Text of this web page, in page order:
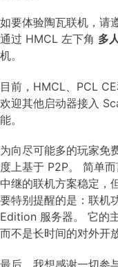
稳定版
开发版
验证 HMCL
用户协议
项目官网
项目仓库
文档仓库
如要体验陶瓦联机，请
通过 HMCL 左下角 多
机。
目前，HMCL、PCL
欢迎其他启动器接入
能。
为向尽可能多的玩家免
度上基于 P2P。 简单
中继的联机方案稳定，
要特别提醒的是：联机
Edition 服务器。 它的
而不是长时间的对外开放